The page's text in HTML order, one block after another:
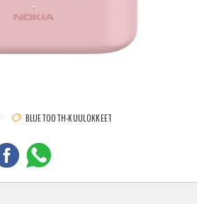
BLUETOOTH-KUULOKKEET